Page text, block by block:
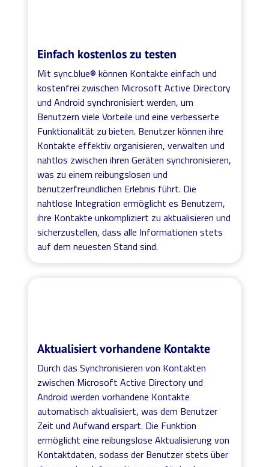
Einfach kostenlos zu testen
Mit sync.blue® können Kontakte einfach und
kostenfrei zwischen Microsoft Active Directory
und Android synchronisiert werden, um
Benutzern viele Vorteile und eine verbesserte
Funktionalität zu bieten. Benutzer können ihre
Kontakte effektiv organisieren, verwalten und
nahtlos zwischen ihren Geräten synchronisieren,
was zu einem reibungslosen und
benutzerfreundlichen Erlebnis führt. Die
nahtlose Integration ermöglicht es Benutzern,
ihre Kontakte unkompliziert zu aktualisieren und
sicherzustellen, dass alle Informationen stets
auf dem neuesten Stand sind.
Aktualisiert vorhandene Kontakte
Durch das Synchronisieren von Kontakten
zwischen Microsoft Active Directory und
Android werden vorhandene Kontakte
automatisch aktualisiert, was dem Benutzer
Zeit und Aufwand erspart. Die Funktion
ermöglicht eine reibungslose Aktualisierung von
Kontaktdaten, sodass der Benutzer stets über